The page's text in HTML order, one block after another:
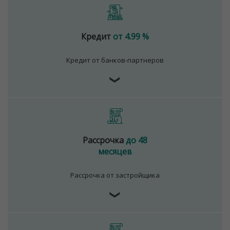
Кредит от 4.99 %
Кредит от банков-партнеров
❯
Рассрочкадо 48
месяцев
Рассрочка от застройщика
❯